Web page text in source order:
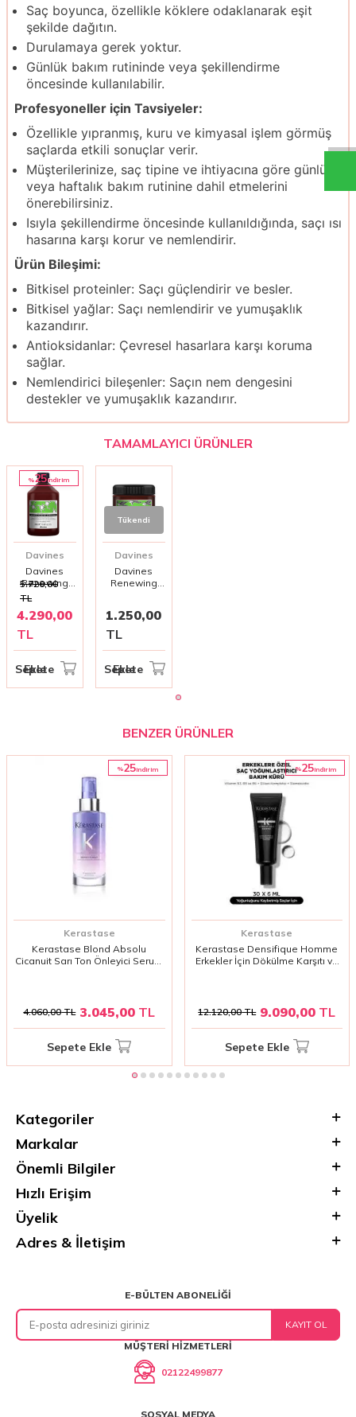
Saç boyunca, özellikle köklere odaklanarak eşit
şekilde dağıtın.
Durulamaya gerek yoktur.
Günlük bakım rutininde veya şekillendirme
öncesinde kullanılabilir.
Profesyoneller için Tavsiyeler:
Özellikle yıpranmış, kuru ve kimyasal işlem görmüş
saçlarda etkili sonuçlar verir.
Müşterilerinize, saç tipine ve ihtiyacına göre günlük
veya haftalık bakım rutinine dahil etmelerini
önerebilirsiniz.
Isıyla şekillendirme öncesinde kullanıldığında, saçı ısı
hasarına karşı korur ve nemlendirir.
Ürün Bileşimi:
Bitkisel proteinler: Saçı güçlendirir ve besler.
Bitkisel yağlar: Saçı nemlendirir ve yumuşaklık
kazandırır.
Antioksidanlar: Çevresel hasarlara karşı koruma
sağlar.
Nemlendirici bileşenler: Saçın nem dengesini
destekler ve yumuşaklık kazandırır.
TAMAMLAYICI ÜRÜNLER
%25i̇ndirim
Davines
Davines
Renewing
Pro Boost
Canlandırıcı
Sıvı 500 ml |
Tüm Saç ve
Baş Derisi
Tipleri İçin
5.720,00
TL
4.290,00
TL
Sepete Ekle
Tükendi
Davines
Davines
Renewing
250ml
1.250,00
TL
Sepete Ekle
BENZER ÜRÜNLER
%25i̇ndirim
Kerastase
Kerastase Blond Absolu
Cicanuit Sarı Ton Önleyici Serum
4.060,00TL 3.045,00 TL
Sepete Ekle
%25i̇ndirim
Kerastase
Kerastase Densifique Homme
Erkekler İçin Dökülme Karşıtı ve
12.120,00TL 9.090,00 TL
Sepete Ekle
Kategoriler
Markalar
Önemli Bilgiler
Hızlı Erişim
Üyelik
Adres & İletişim
E-BÜLTEN ABONELIĞI
KAYIT OL
MÜŞTERI HIZMETLERI
02122499877
SOSYAL MEDYA